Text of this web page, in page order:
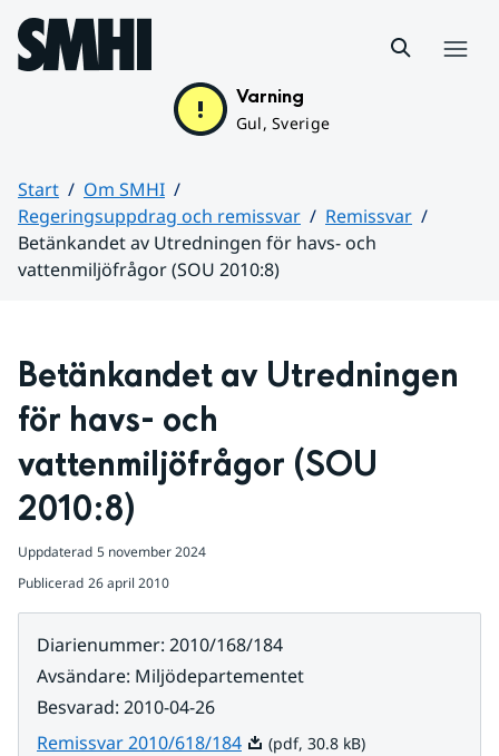
Hoppa till sidans innehåll
Varning
Gul, Sverige
Start
Om SMHI
Regeringsuppdrag och remissvar
Remissvar
Betänkandet av Utredningen för havs- och
vattenmiljöfrågor (SOU 2010:8)
Betänkandet av Utredningen
för havs- och
vattenmiljöfrågor (SOU
2010:8)
Uppdaterad 5 november 2024
Publicerad 26 april 2010
Diarienummer: 2010/168/184
Avsändare: Miljödepartementet
Besvarad: 2010-04-26
Remissvar 2010/618/184Pdf, 30.8 kB.
(pdf, 30.8 kB)